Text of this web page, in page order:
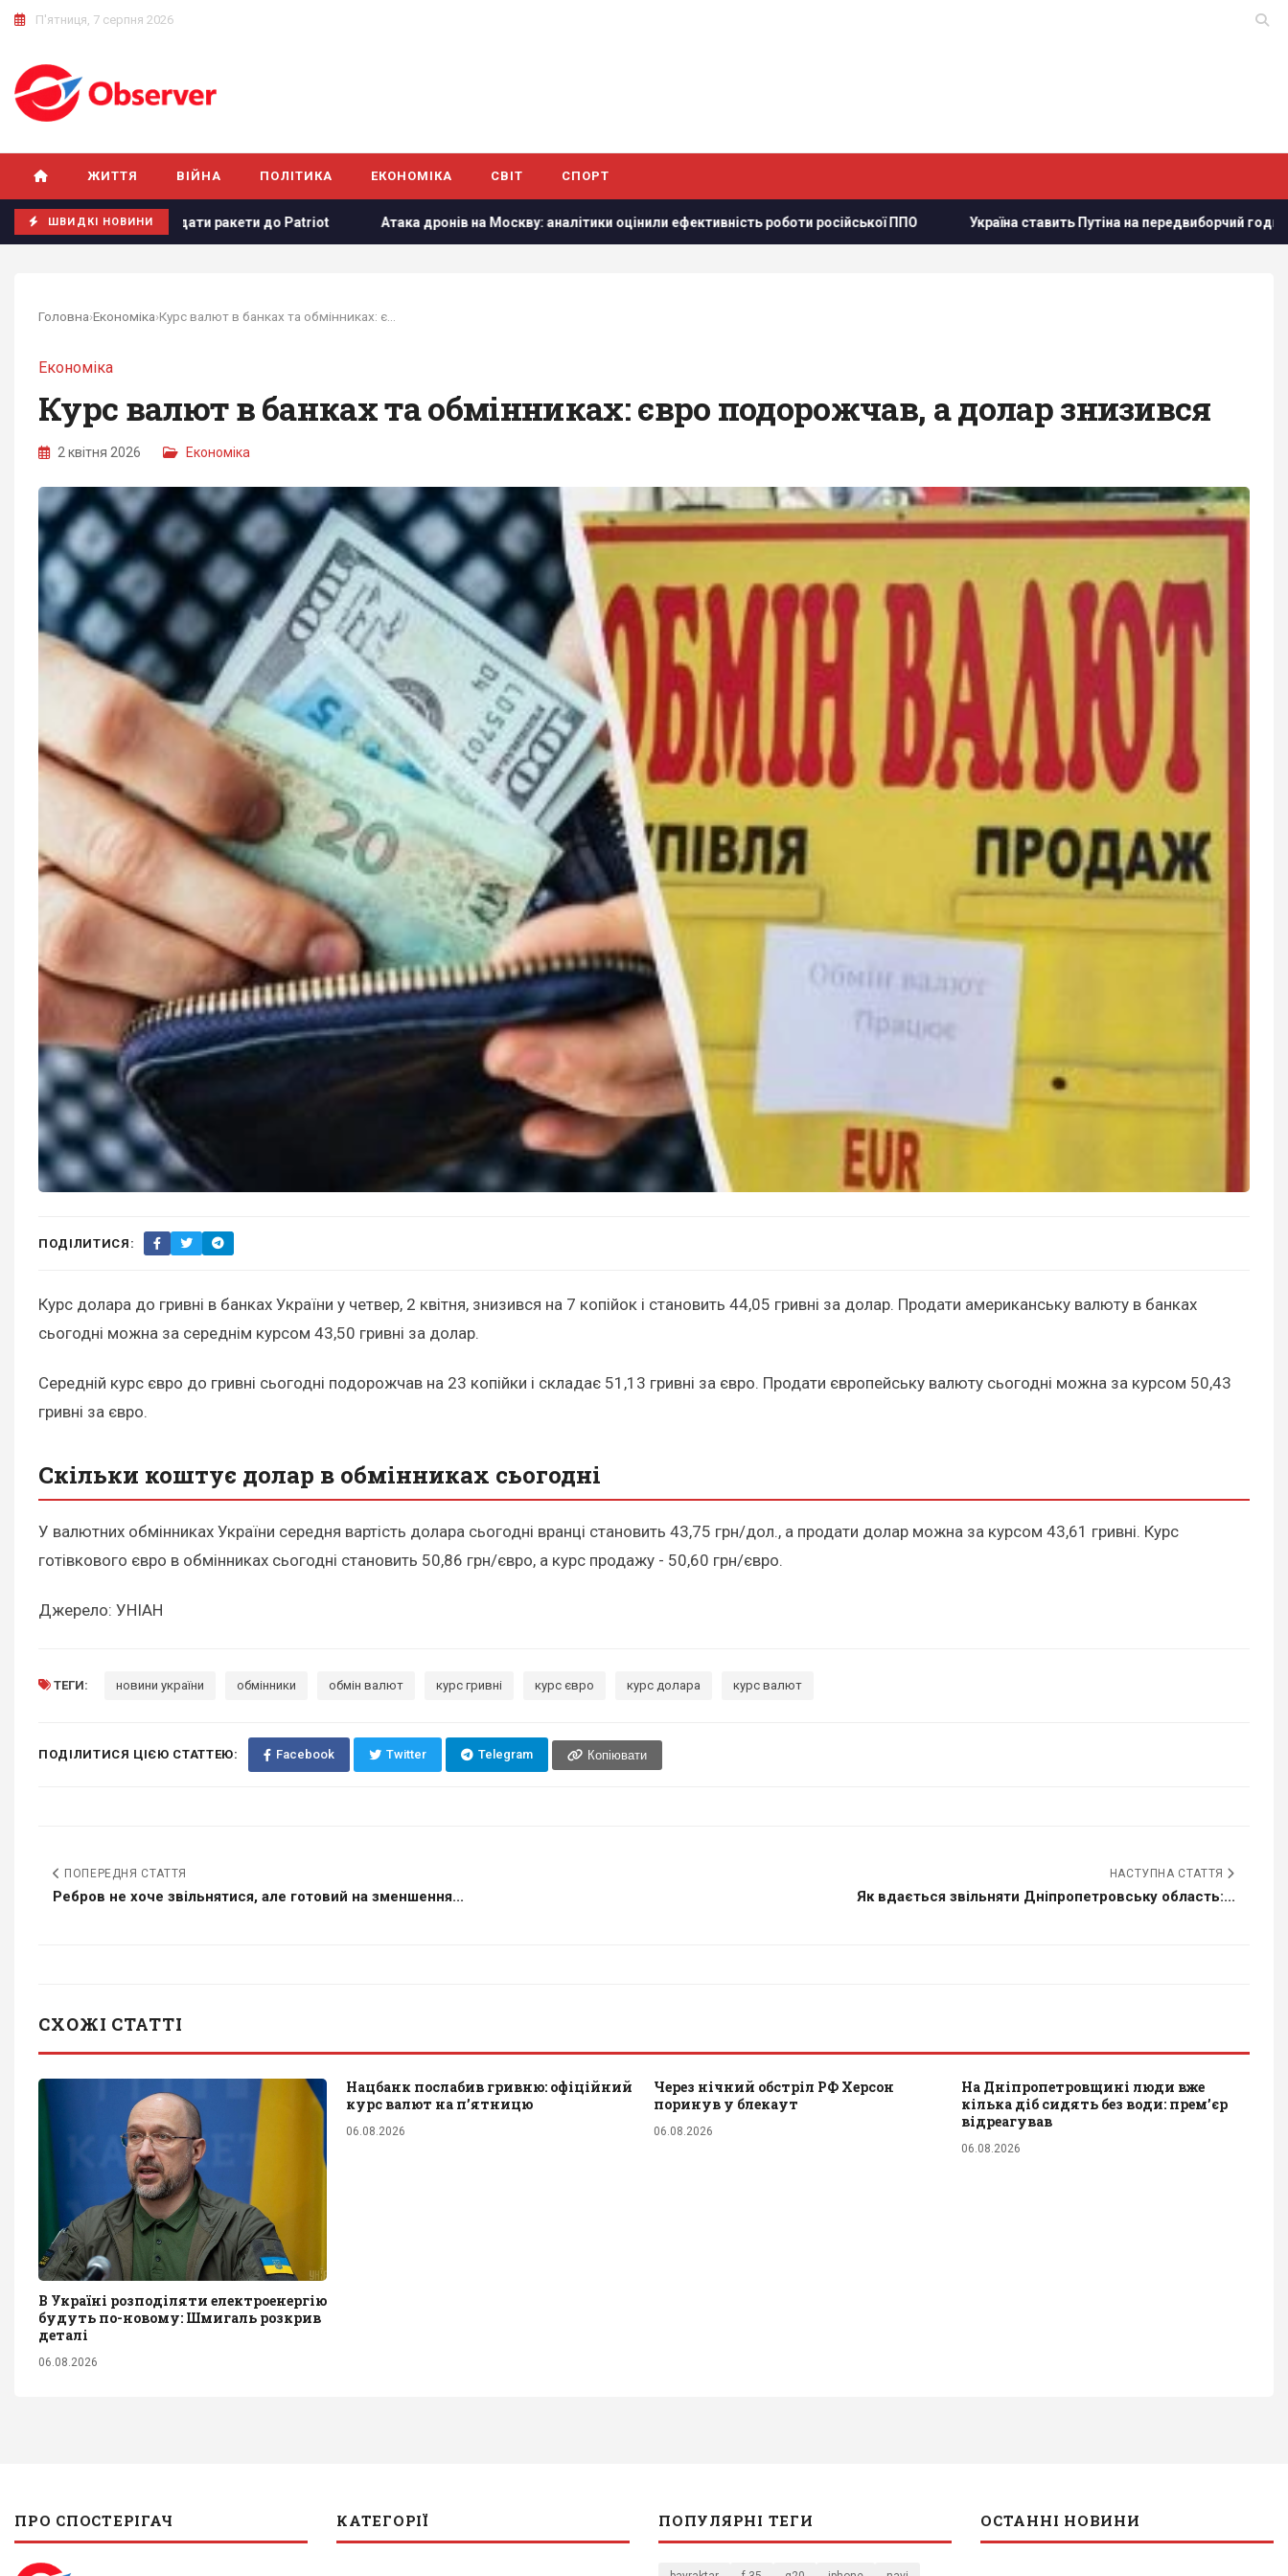
П'ятниця, 7 серпня 2026
ЖИТТЯ ВІЙНА ПОЛІТИКА ЕКОНОМІКА СВІТ СПОРТ
ШВИДКІ НОВИНИ
надати ракети до Patriot Атака дронів на Москву: аналітики оцінили ефективність роботи російської ППО Україна ставить Путіна на передвиборчий годинник, - Newsweek
Головна›Економіка›
Економіка
Курс валют в банках та обмінниках: євро подорожчав, а долар знизився
2 квітня 2026 Економіка
ПОДІЛИТИСЯ:
Курс долара до гривні в банках України у четвер, 2 квітня, знизився на 7 копійок і становить 44,05 гривні за долар. Продати американську валюту в банках
сьогодні можна за середнім курсом 43,50 гривні за долар.
Середній курс євро до гривні сьогодні подорожчав на 23 копійки і складає 51,13 гривні за євро. Продати європейську валюту сьогодні можна за курсом 50,43
гривні за євро.
Скільки коштує долар в обмінниках сьогодні
У валютних обмінниках України середня вартість долара сьогодні вранці становить 43,75 грн/дол., а продати долар можна за курсом 43,61 гривні. Курс
готівкового євро в обмінниках сьогодні становить 50,86 грн/євро, а курс продажу - 50,60 грн/євро.
Джерело: УНІАН
ТЕГИ: новини україни обмінники обмін валют курс гривні курс євро курс долара курс валют
ПОДІЛИТИСЯ ЦІЄЮ СТАТТЕЮ: Facebook Twitter Telegram Копіювати
ПОПЕРЕДНЯ СТАТТЯ
Ребров не хоче звільнятися, але готовий на зменшення...
НАСТУПНА СТАТТЯ
Як вдається звільняти Дніпропетровську область:...
СХОЖІ СТАТТІ
В Україні розподіляти електроенергію
будуть по-новому: Шмигаль розкрив
деталі
06.08.2026
Нацбанк послабив гривню: офіційний
курс валют на п’ятницю
06.08.2026
Через нічний обстріл РФ Херсон
поринув у блекаут
06.08.2026
На Дніпропетровщині люди вже
кілька діб сидять без води: прем’єр
відреагував
06.08.2026
ПРО СПОСТЕРІГАЧ КАТЕГОРІЇ ПОПУЛЯРНІ ТЕГИ ОСТАННІ НОВИНИ